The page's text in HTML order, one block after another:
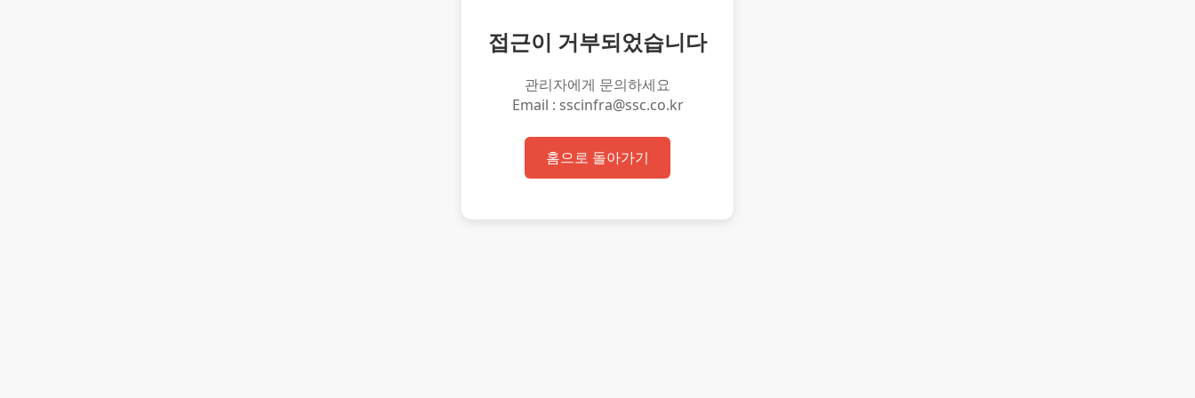
접근이 거부되었습니다
관리자에게 문의하세요
Email : sscinfra@ssc.co.kr
홈으로 돌아가기